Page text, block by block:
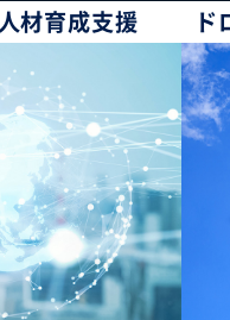
材育成支援 ド